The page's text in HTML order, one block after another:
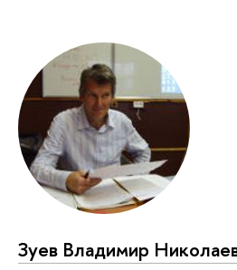
Зуев Владимир